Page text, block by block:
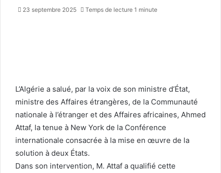
23 septembre 2025 Temps de lecture 1 minute
L’Algérie a salué, par la voix de son ministre d’État,
ministre des Affaires étrangères, de la Communauté
nationale à l’étranger et des Affaires africaines, Ahmed
Attaf, la tenue à New York de la Conférence
internationale consacrée à la mise en œuvre de la
solution à deux États.
Dans son intervention, M. Attaf a qualifié cette